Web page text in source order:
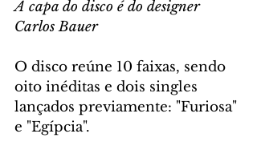
A capa do disco é do designer
Carlos Bauer
O disco reúne 10 faixas, sendo
oito inéditas e dois singles
lançados previamente: "Furiosa"
e "Egípcia".